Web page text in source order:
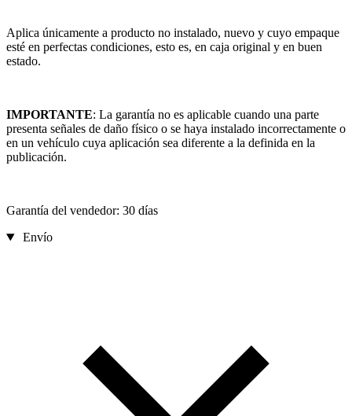
Aplica únicamente a producto no instalado, nuevo y cuyo empaque
esté en perfectas condiciones, esto es, en caja original y en buen
estado.
IMPORTANTE: La garantía no es aplicable cuando una parte
presenta señales de daño físico o se haya instalado incorrectamente o
en un vehículo cuya aplicación sea diferente a la definida en la
publicación.
Garantía del vendedor: 30 días
Envío